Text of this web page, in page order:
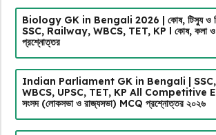
Biology GK in Bengali 2026 | কোষ, টিস্যু ও
SSC, Railway, WBCS, TET, KP l কোষ, কলা ও
প্রশ্নোত্তর
Indian Parliament GK in Bengali |
WBCS, UPSC, TET, KP All Competitive
সংসদ (লোকসভা ও রাজ্যসভা) MCQ প্রশ্নোত্তর ২০২৬